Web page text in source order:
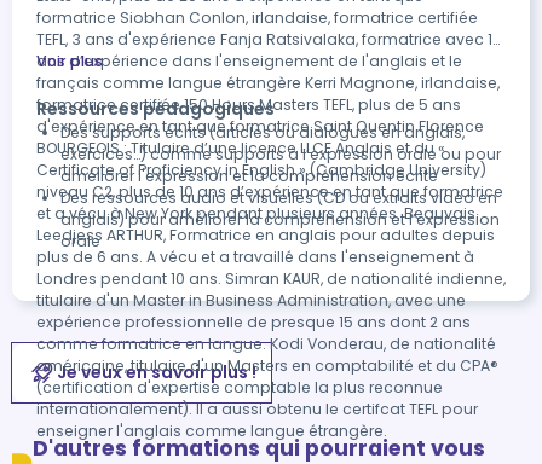
formatrice Siobhan Conlon, irlandaise, formatrice certifiée
TEFL, 3 ans d'expérience Fanja Ratsivalaka, formatrice avec 13
ans d’expérience dans l'enseignement de l'anglais et le
français comme langue étrangère Kerri Magnone, irlandaise,
formatrice certifiée 150 Hours Masters TEFL, plus de 5 ans
d'expérience en tant que formatrice Saint Quentin Florence
BOURGEOIS : Titulaire d’une licence LLCE Anglais et du «
Certificate of Proficiency in English » (Cambridge University)
niveau C2, plus de 10 ans d’expérience en tant que formatrice
et a vécu à New York pendant plusieurs années. Beauvais
Leedjess ARTHUR, Formatrice en anglais pour adultes depuis
plus de 6 ans. A vécu et a travaillé dans l'enseignement à
Londres pendant 10 ans. Simran KAUR, de nationalité indienne,
titulaire d'un Master in Business Administration, avec une
expérience professionnelle de presque 15 ans dont 2 ans
comme formatrice en langue. Kodi Vonderau, de nationalité
américaine, titulaire d'un Masters en comptabilité et du CPA®
(certification d'expertise comptable la plus reconnue
internationalement). Il a aussi obtenu le certifcat TEFL pour
enseigner l'anglais comme langue étrangère.
Voir plus
Ressources pédagogiques
Des supports écrits (articles ou dialogues en anglais,
exercices…) comme supports à l’expression orale ou pour
améliorer l'expression et la compréhension écrite
Des ressources audio et visuelles (CD ou extraits vidéo en
anglais) pour améliorer la compréhension et l’expression
orale
Je veux en savoir plus !
D'autres formations qui pourraient vous